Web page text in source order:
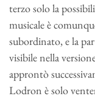
terzo solo la
musicale è
subordinato, e la
visibile nella
approntò
Lodron è solo